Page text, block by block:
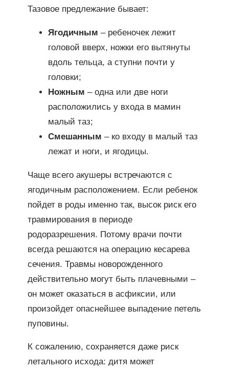
Тазовое предлежание бывает:
Ягодичным – ребеночек лежит
головой вверх, ножки его вытянуты
вдоль тельца, а ступни почти у
головки;
Ножным – одна или две ноги
расположились у входа в мамин
малый таз;
Смешанным – ко входу в малый таз
лежат и ноги, и ягодицы.
Чаще всего акушеры встречаются с
ягодичным расположением. Если ребенок
пойдет в роды именно так, высок риск его
травмирования в периоде
родоразрешения. Потому врачи почти
всегда решаются на операцию кесарева
сечения. Травмы новорожденного
действительно могут быть плачевными –
он может оказаться в асфиксии, или
произойдет опаснейшее выпадение петель
пуповины.
К сожалению, сохраняется даже риск
летального исхода: дитя может